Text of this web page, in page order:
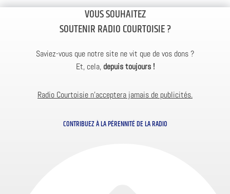
VOUS SOUHAITEZ
SOUTENIR RADIO COURTOISIE ?
Saviez-vous que notre site ne vit que de vos dons ?
Et, cela, depuis toujours !
Radio Courtoisie n’acceptera jamais de publicités.
CONTRIBUEZ À LA PÉRENNITÉ DE LA RADIO